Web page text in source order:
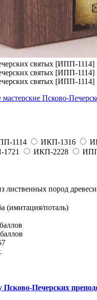
Псково-
1114 ИКП-1316
ИКП-2228
лиственных пород
(имитация/поталь)
Печерских